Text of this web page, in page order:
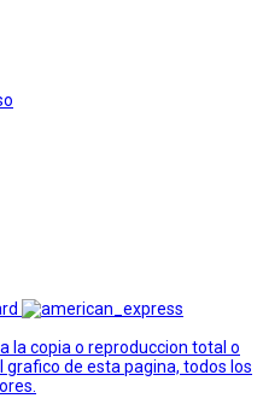
la copia o reproduccion total o
de esta pagina, todos los